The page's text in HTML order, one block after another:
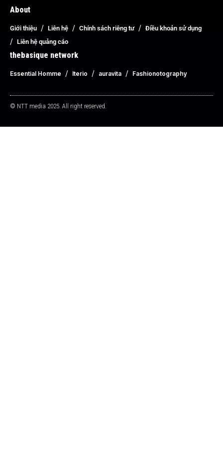
About
Giới thiệu Liên hệ Chính sách riêng tư
Điều khoản sử dụng
Liên hệ quảng cáo
thebasique network
Essential Homme Iterio auravita Fashionotography
© NTT media 2025. All right reserved.